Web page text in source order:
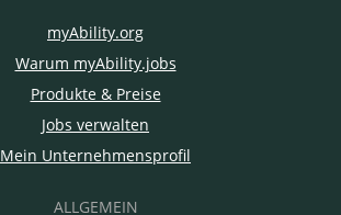
myAbility.org
Warum myAbility.jobs
Produkte & Preise
Jobs verwalten
Mein Unternehmensprofil
ALLGEMEIN